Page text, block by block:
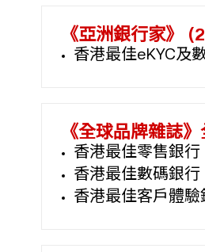
《亞洲銀行家》
香港最佳eKYC及
《全球品牌雜誌
香港最佳零售銀行
香港最佳數碼銀行
香港最佳客戶體驗